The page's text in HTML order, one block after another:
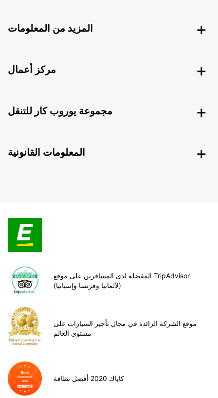
المزيد من المعلومات
مركز أعمال
مجموعة يوروب كار للتنقل
المعلومات القانونية
المفضلة لدى المسافرين على موقع TripAdvisor
(لألمانيا وفرنسا وإسبانيا)
موقع الشركة الرائدة في مجال تأجير السيارات على
مستوى العالم
كاياك 2020 أفضل نظافة